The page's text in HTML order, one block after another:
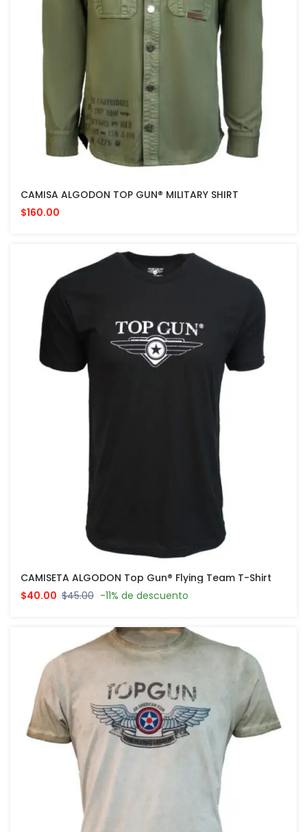
CAMISA ALGODON TOP GUN® MILITARY SHIRT
$160.00
CAMISETA ALGODON Top Gun® Flying Team T-Shirt
$40.00 $45.00 -11% de descuento